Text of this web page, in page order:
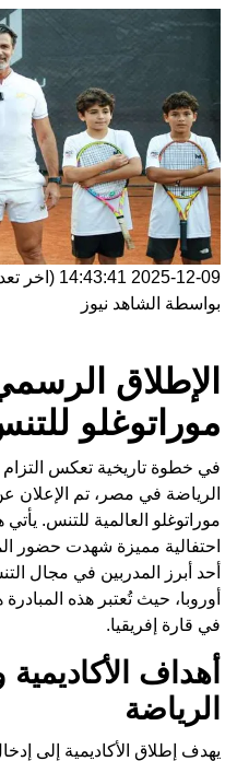
2025-12-09 14:43:41 (اخر
بواسطة الشاهد نيوز
الإطلاق
موراتوغلو
في خطوة تاريخية تعكس التزام
الرياضة في مصر، تم الإعلان
موراتوغلو العالمية للتنس.
احتفالية مميزة شهدت حضور
أحد أبرز المدربين في مجال
أوروبا، حيث تُعتبر هذه
في قارة إفريقيا.
أهداف
الرياضة
يهدف إطلاق الأكاديمية إلى